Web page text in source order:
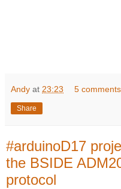
Andy at 23:23 5
Share
#arduinoD17
the BSIDE
protocol